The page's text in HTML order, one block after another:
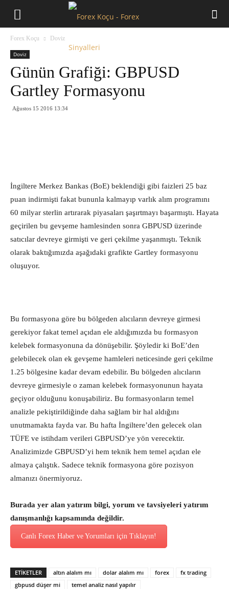
Forex Koçu Doviz
Doviz
Günün Grafiği: GBPUSD
Gartley Formasyonu
Ağustos 15 2016 13:34
İngiltere Merkez Bankas (BoE) beklendiği gibi faizleri 25 baz
puan indirmişti fakat bununla kalmayıp varlık alım programını
60 milyar sterlin artırarak piyasaları şaşırtmayı başarmıştı. Hayata
geçirilen bu gevşeme hamlesinden sonra GBPUSD üzerinde
satıcılar devreye girmişti ve geri çekilme yaşanmıştı. Teknik
olarak baktığımızda aşağıdaki grafikte Gartley formasyonu
oluşuyor.
Bu formasyona göre bu bölgeden alıcıların devreye girmesi
gerekiyor fakat temel açıdan ele aldığımızda bu formasyon
kelebek formasyonuna da dönüşebilir. Şöyledir ki BoE’den
gelebilecek olan ek gevşeme hamleleri neticesinde geri çekilme
1.25 bölgesine kadar devam edebilir. Bu bölgeden alıcıların
devreye girmesiyle o zaman kelebek formasyonunun hayata
geçiyor olduğunu konuşabiliriz. Bu formasyonların temel
analizle pekiştirildiğinde daha sağlam bir hal aldığını
unutmamakta fayda var. Bu hafta İngiltere’den gelecek olan
TÜFE ve istihdam verileri GBPUSD’ye yön verecektir.
Analizimizde GBPUSD’yi hem teknik hem temel açıdan ele
almaya çalıştık. Sadece teknik formasyona göre pozisyon
almanızı önermiyoruz.
Burada yer alan yatırım bilgi, yorum ve tavsiyeleri yatırım
danışmanlığı kapsamında değildir.
Canlı Forex Haber ve Yorumları için Tıklayın!
ETİKETLER altın alalım mı dolar alalım mı forex
fx trading
gbpusd düşer mi
temel analiz nasıl yapılır